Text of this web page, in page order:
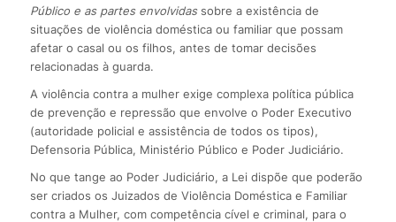
Público e as partes envolvidas sobre a existência de
situações de violência doméstica ou familiar que possam
afetar o casal ou os filhos, antes de tomar decisões
relacionadas à guarda.
A violência contra a mulher exige complexa política pública
de prevenção e repressão que envolve o Poder Executivo
(autoridade policial e assistência de todos os tipos),
Defensoria Pública, Ministério Público e Poder Judiciário.
No que tange ao Poder Judiciário, a Lei dispõe que poderão
ser criados os Juizados de Violência Doméstica e Familiar
contra a Mulher, com competência cível e criminal, para o